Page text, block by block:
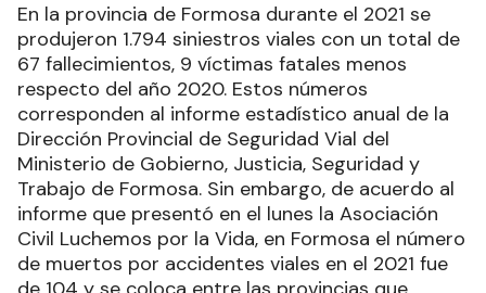
En la provincia de Formosa durante el 2021 se
produjeron 1.794 siniestros viales con un total de
67 fallecimientos, 9 víctimas fatales menos
respecto del año 2020. Estos números
corresponden al informe estadístico anual de la
Dirección Provincial de Seguridad Vial del
Ministerio de Gobierno, Justicia, Seguridad y
Trabajo de Formosa. Sin embargo, de acuerdo al
informe que presentó en el lunes la Asociación
Civil Luchemos por la Vida, en Formosa el número
de muertos por accidentes viales en el 2021 fue